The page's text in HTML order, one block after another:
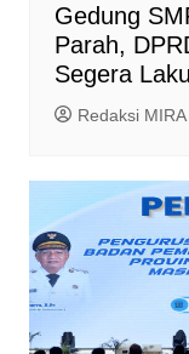
Gedung
Parah,
Segera
Redaksi MIRA